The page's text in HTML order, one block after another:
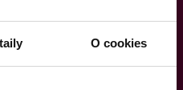
O cookies